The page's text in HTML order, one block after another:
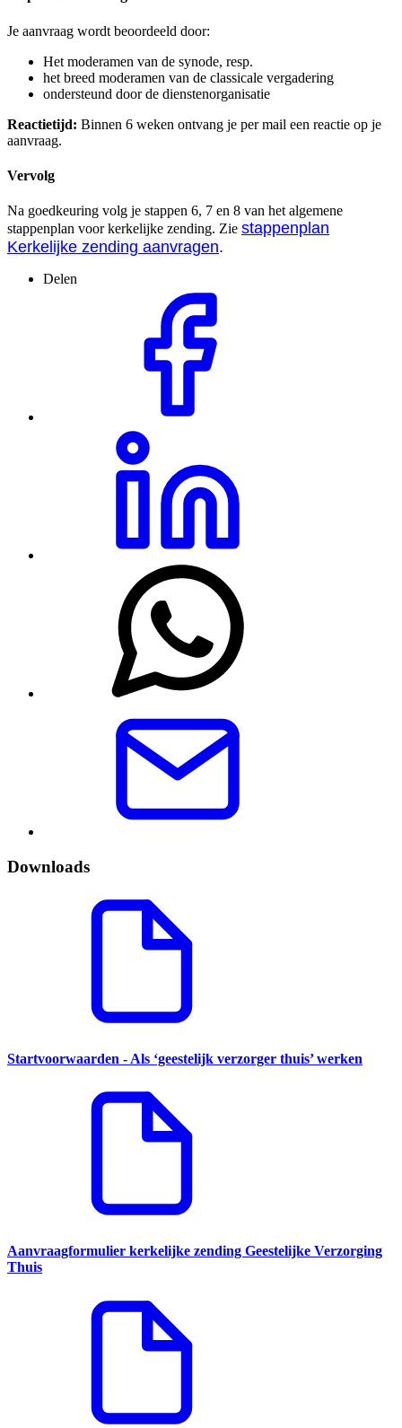
Je aanvraag wordt beoordeeld door:
Het moderamen van de synode, resp.
het breed moderamen van de classicale vergadering
ondersteund door de dienstenorganisatie
Reactietijd: Binnen 6 weken ontvang je per mail een reactie op je
aanvraag.
Vervolg
Na goedkeuring volg je stappen 6, 7 en 8 van het algemene
stappenplan voor kerkelijke zending. Zie stappenplan
Kerkelijke zending aanvragen.
Delen
Downloads
Startvoorwaarden - Als ‘geestelijk verzorger thuis’ werken
Aanvraagformulier kerkelijke zending Geestelijke Verzorging
Thuis